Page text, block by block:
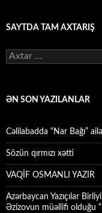
SAYTDA TAM AXTARIŞ
Axtarış:
ƏN SON YAZILANLAR
Cəlilabadda “Nar Bağı”
Sözün qırmızı xətti
VAQİF OSMANLI YAZIR
Azərbaycan Yazıçılar
Əzizovun müəllifi olduğu